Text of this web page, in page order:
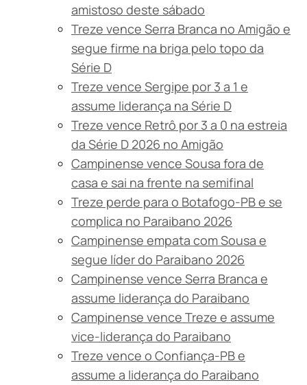
amistoso deste sábado
Treze vence Serra Branca no Amigão e
segue firme na briga pelo topo da
Série D
Treze vence Sergipe por 3 a 1 e
assume liderança na Série D
Treze vence Retrô por 3 a 0 na estreia
da Série D 2026 no Amigão
Campinense vence Sousa fora de
casa e sai na frente na semifinal
Treze perde para o Botafogo-PB e se
complica no Paraibano 2026
Campinense empata com Sousa e
segue líder do Paraibano 2026
Campinense vence Serra Branca e
assume liderança do Paraibano
Campinense vence Treze e assume
vice-liderança do Paraibano
Treze vence o Confiança-PB e
assume a liderança do Paraibano